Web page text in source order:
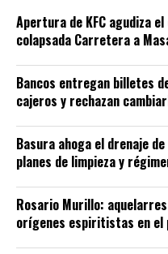
Apertura de KFC agudiza
colapsada Carretera a
Bancos entregan billetes
cajeros y rechazan
Basura ahoga el drenaje
planes de limpieza y
Rosario Murillo:
orígenes espiritistas en el